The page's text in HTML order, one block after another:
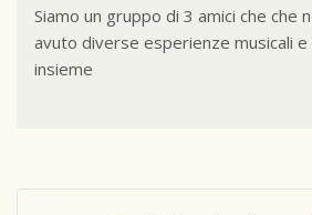
Siamo un gruppo di 3 amici che che
avuto diverse esperienze musicali
insieme